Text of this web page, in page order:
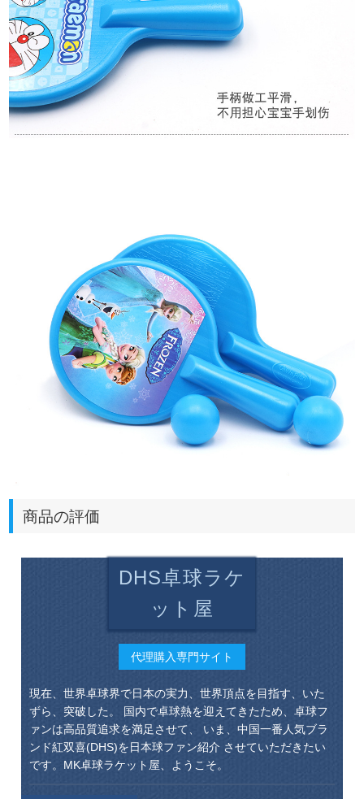
商品の評価
DHS卓球ラケ
ット屋
代理購入専門サイト
現在、世界卓球界で日本の実力、世界頂点を目指す、いた
ずら、突破した。 国内で卓球熱を迎えてきたため、卓球フ
ァンは高品質追求を満足させて、 いま、中国一番人気ブラ
ンド紅双喜(DHS)を日本球ファン紹介 させていただきたい
です。MK卓球ラケット屋、ようこそ。